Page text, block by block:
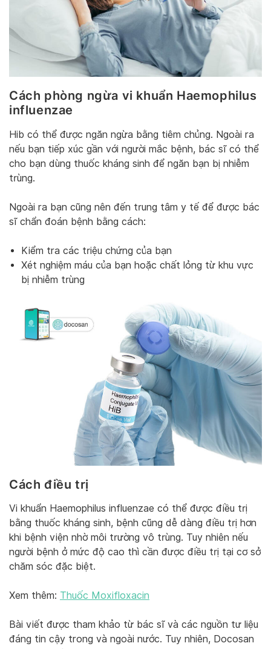
Cách phòng ngừa vi khuẩn Haemophilus
influenzae
Hib có thể được ngăn ngừa bằng tiêm chủng. Ngoài ra
nếu bạn tiếp xúc gần với người mắc bệnh, bác sĩ có thể
cho bạn dùng thuốc kháng sinh để ngăn bạn bị nhiễm
trùng.
Ngoài ra bạn cũng nên đến trung tâm y tế để được bác
sĩ chẩn đoán bệnh bằng cách:
Kiểm tra các triệu chứng của bạn
Xét nghiệm máu của bạn hoặc chất lỏng từ khu vực
bị nhiễm trùng
Cách điều trị
Vi khuẩn Haemophilus influenzae có thể được điều trị
bằng thuốc kháng sinh, bệnh cũng dễ dàng điều trị hơn
khi bệnh viện nhờ môi trường vô trùng. Tuy nhiên nếu
người bệnh ở mức độ cao thì cần được điều trị tại cơ sở
chăm sóc đặc biệt.
Xem thêm: Thuốc Moxifloxacin
Bài viết được tham khảo từ bác sĩ và các nguồn tư liệu
đáng tin cậy trong và ngoài nước. Tuy nhiên, Docosan